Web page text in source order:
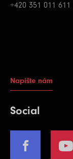
+420 351 011 611
Napište nám
Social